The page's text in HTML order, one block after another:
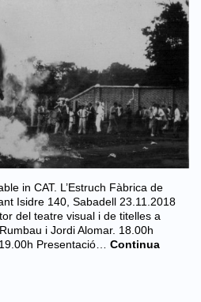
in CAT. L’Estruch Fàbrica de
Isidre 140, Sabadell 23.11.2018
del teatre visual i de titelles a
i Jordi Alomar. 18.00h
Presentació… Continua